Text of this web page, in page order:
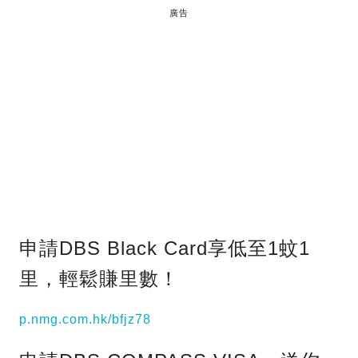
廣告
申請DBS Black Card享低至1蚊1
里，輕鬆賺里數！
p.nmg.com.hk/bfjz78